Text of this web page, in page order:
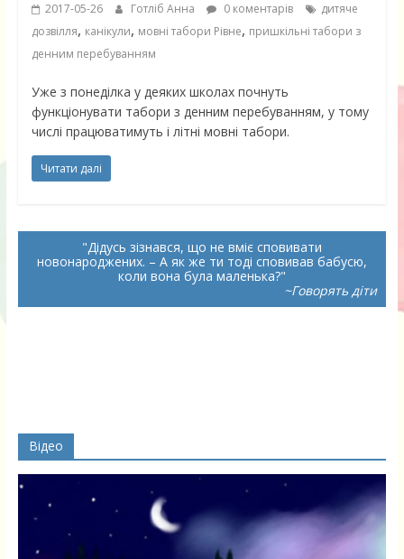
2017-05-26 Готліб Анна 0 коментарів
дитяче
дозвілля, канікули, мовні табори Рівне, пришкільні табори з
денним перебуванням
Уже з понеділка у деяких школах почнуть
функціонувати табори з денним перебуванням, у тому
числі працюватимуть і літні мовні табори.
Читати далі
Дідусь зізнався, що не вміє сповивати
новонароджених. – А як же ти тоді сповивав бабусю,
коли вона була маленька?
~Говорять діти
Відео